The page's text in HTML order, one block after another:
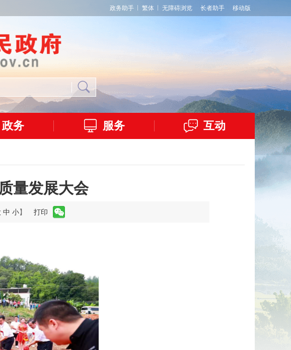
政务助手 繁体 无障碍浏览 长者助手 移动版
政务 服务 互动
量发展大会
中 小】 打印